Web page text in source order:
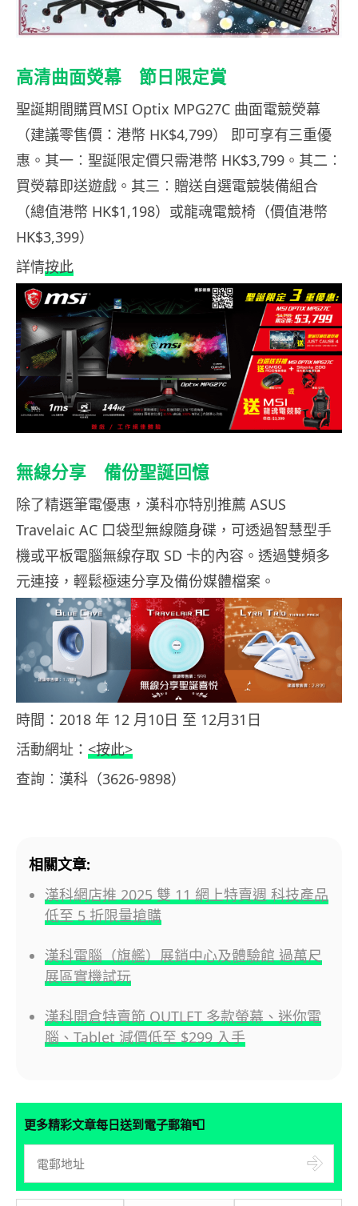
高清曲面熒幕 節日限定賞
聖誕期間購買MSI Optix MPG27C 曲面電競熒幕
（建議零售價：港幣 HK$4,799） 即可享有三重優
惠。其一︰聖誕限定價只需港幣 HK$3,799。其二︰
買熒幕即送遊戲。其三︰贈送自選電競裝備組合
（總值港幣 HK$1,198）或龍魂電競椅（價值港幣
HK$3,399）
詳情按此
無線分享 備份聖誕回憶
除了精選筆電優惠，漢科亦特別推薦 ASUS
Travelaic AC 口袋型無線隨身碟，可透過智慧型手
機或平板電腦無線存取 SD 卡的內容。透過雙頻多
元連接，輕鬆極速分享及備份媒體檔案。
時間：2018 年 12 月10日 至 12月31日
活動網址： <按此>
查詢︰漢科（3626-9898）
相關文章:
漢科網店推 2025 雙 11 網上特賣週 科技產品
低至 5 折限量搶購
漢科電腦（旗艦）展銷中心及體驗館 過萬尺
展區實機試玩
漢科開倉特賣節 OUTLET 多款螢幕、迷你電
腦、Tablet 減價低至 $299 入手
更多精彩文章每日送到電子郵箱📮